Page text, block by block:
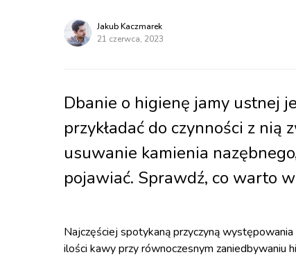
Jakub Kaczmarek
21 czerwca, 2023
Dbanie o higienę jamy ustnej
przykładać do czynności z nią
usuwanie kamienia
pojawiać. Sprawdź, co warto
Najczęściej spotykaną przyczyną
ilości kawy przy równoczesnym zaniedbywaniu